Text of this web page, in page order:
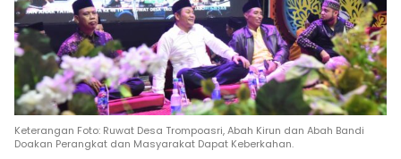
Keterangan Foto: Ruwat Desa Trompoasri, Abah Kirun dan Abah Bandi
Doakan Perangkat dan Masyarakat Dapat Keberkahan.